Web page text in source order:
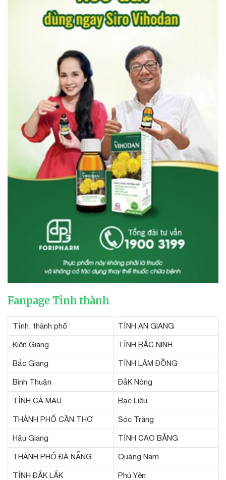
Fanpage Tỉnh thành
Tỉnh, thành phố TỈNH AN GIANG
Kiên Giang TỈNH BẮC NINH
Bắc Giang TỈNH LÂM ĐỒNG
Bình Thuận ĐắK Nông
TỈNH CÀ MAU Bạc Liêu
THÀNH PHỐ CẦN THƠ Sóc Trăng
Hậu Giang TỈNH CAO BẰNG
THÀNH PHỐ ĐÀ NẴNG Quảng Nam
TỈNH ĐẮK LẮK Phú Yên